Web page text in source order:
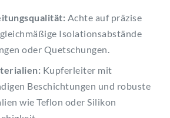
Achte auf präzise
Isolationsabstände
oder Quetschungen.
Kupferleiter mit
Beschichtungen und robuste
wie Teflon oder Silikon